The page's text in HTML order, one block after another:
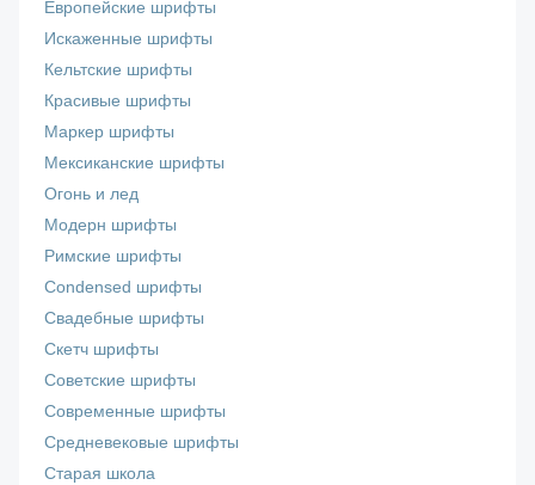
Европейские шрифты
Искаженные шрифты
Кельтские шрифты
Красивые шрифты
Маркер шрифты
Мексиканские шрифты
Огонь и лед
Модерн шрифты
Римские шрифты
Сondensed шрифты
Свадебные шрифты
Скетч шрифты
Советские шрифты
Современные шрифты
Средневековые шрифты
Старая школа